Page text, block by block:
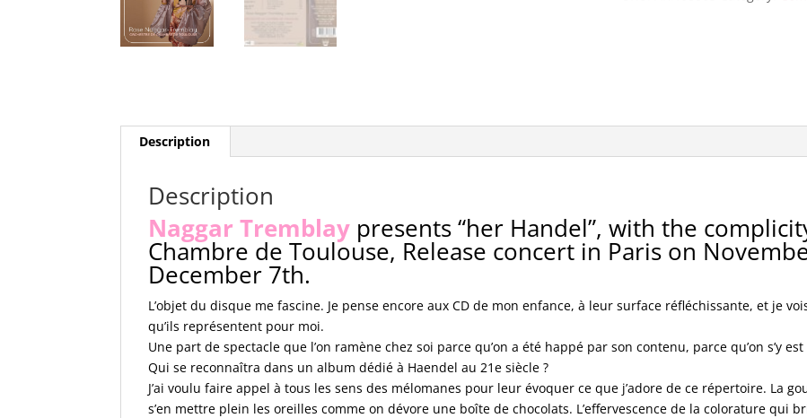
Description
Description
Naggar Tremblay presents “her Handel”, with the
Chambre de Toulouse, Release concert in Paris on
December 7th.
L’objet du disque me fascine. Je pense encore aux CD de mon enfance, à leur surface réfléchissante, et je
qu’ils représentent pour moi.
Une part de spectacle que l’on ramène chez soi parce qu’on a été happé par son contenu, parce qu’on s’y
Qui se reconnaîtra dans un album dédié à Haendel au 21e siècle ?
J’ai voulu faire appel à tous les sens des mélomanes pour leur évoquer ce que j’adore de ce répertoire. La
s’en mettre plein les oreilles comme on dévore une boîte de chocolats. L’effervescence de la colorature qui